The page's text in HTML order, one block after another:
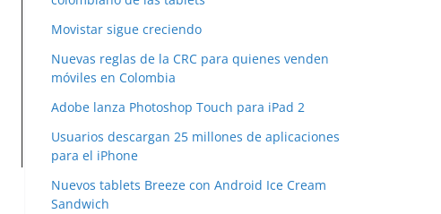
Movistar sigue creciendo
Nuevas reglas de la CRC para quienes venden
móviles en Colombia
Adobe lanza Photoshop Touch para iPad 2
Usuarios descargan 25 millones de aplicaciones
para el iPhone
Nuevos tablets Breeze con Android Ice Cream
Sandwich